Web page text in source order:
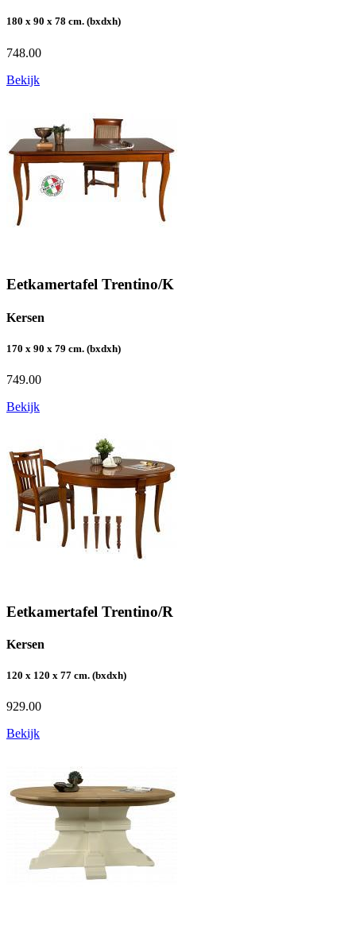
180 x 90 x 78 cm. (bxdxh)
748.00
Bekijk
Eetkamertafel Trentino/K
Kersen
170 x 90 x 79 cm. (bxdxh)
749.00
Bekijk
Eetkamertafel Trentino/R
Kersen
120 x 120 x 77 cm. (bxdxh)
929.00
Bekijk